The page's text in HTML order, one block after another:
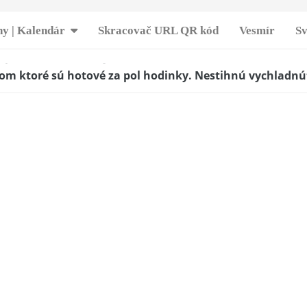
| Kalendár Skracovač URL QR kód Vesmír
ktoré sú hotové za pol hodinky. Nestihnú